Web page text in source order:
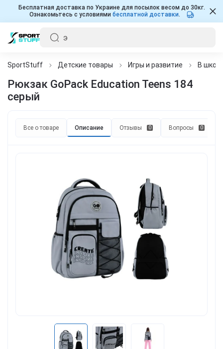
Бесплатная доставка по Украине для посылок весом до 30кг.
Ознакомьтесь с условиями бесплатной доставки.
SportStuff Детские товары Игры и развитие В
Рюкзак GoPack Education Teens 184
серый
Все о товаре Описание Отзывы 0 Вопросы 0